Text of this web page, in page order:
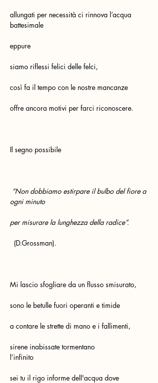
allungati per necessità ci rinnova l’acqua
battesimale
eppure
siamo riflessi felici delle felci,
così fa il tempo con le nostre mancanze
offre ancora motivi per farci riconoscere.
Il segno possibile
“Non dobbiamo estirpare il bulbo del fiore a
ogni minuto
per misurare la lunghezza della radice”.
(D.Grossman).
Mi lascio sfogliare da un flusso smisurato,
sono le betulle fuori operanti e timide
a contare le strette di mano e i fallimenti,
sirene inabissate tormentano
l’infinito
sei tu il rigo informe dell'acqua dove